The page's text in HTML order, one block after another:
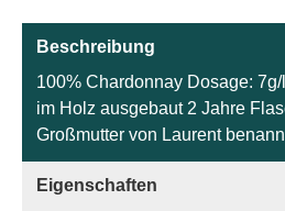
Beschreibung
100% Chardonnay Dosage:
im Holz ausgebaut 2 Jahre
Großmutter von Laurent
Eigenschaften